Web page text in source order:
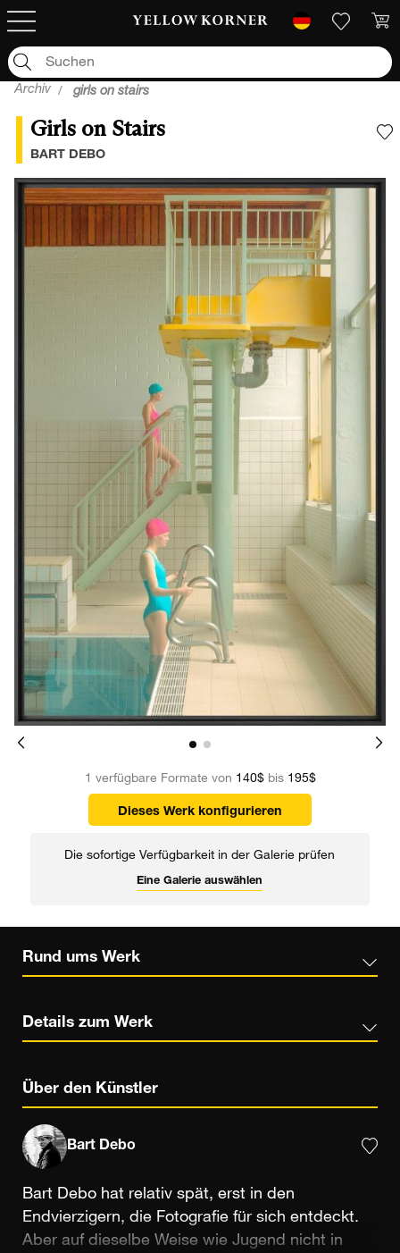
Archiv girls on stairs
Girls on Stairs
BART DEBO
1 verfügbare Formate von 140$bis 195$
Dieses Werk konfigurieren
Die sofortige Verfügbarkeit in der Galerie prüfen
Eine Galerie auswählen
Rund ums Werk
Details zum Werk
Über den Künstler
Bart Debo
Bart Debo hat relativ spät, erst in den
Endvierzigern, die Fotografie für sich entdeckt.
Aber auf dieselbe Weise wie Jugend nicht in